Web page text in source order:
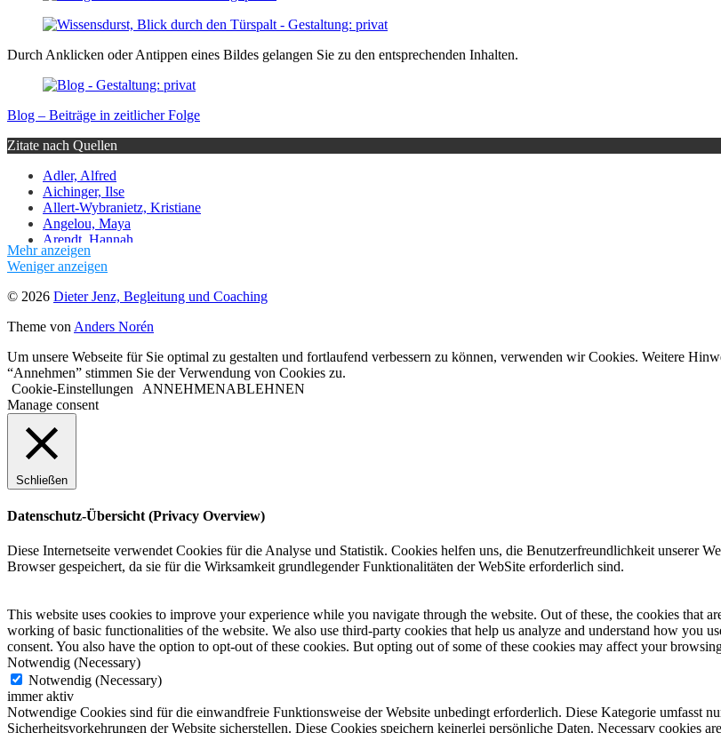
Durch Anklicken oder Antippen eines Bildes gelangen Sie zu den entsprechenden Inhalten.
Blog – Beiträge in zeitlicher Folge
Zitate nach Quellen
Adler, Alfred
Aichinger, Ilse
Allert-Wybranietz, Kristiane
Angelou, Maya
Arendt, Hannah
Bauer, Nicole
Bismarck, Otto von
Bodelschwingh, Friedrich von
Bonhoeffer, Dietrich
Buber, Martin
Bucay, Jorge
Carnegie, Dale
Carroll, Lewis
Ceelen, Petrus
Chamfort, Nicolas
Churchill, Winston
Claudius, Matthias
Coelho, Paulo
Coue, Emil
Delp, Alfred
Dietrich, Marlene
Ebner-Eschenbach, Marie von
Emerson, Ralph Waldo
Feuerbach, Ludwig
Firus, Christian
Ford, Henry
Foucauld, Charles de
Frankl, Viktor
Friedrich der Grosse
Frisch, Max
Fromm, Erich
Mehr anzeigen
Weniger anzeigen
© 2026 Dieter Jenz, Begleitung und Coaching
Theme von Anders Norén
Um unsere Webseite für Sie optimal zu gestalten und fortlaufend verbessern zu können, verwenden wir Cookies. Weitere
“Annehmen” stimmen Sie der Verwendung von Cookies zu.
Cookie-Einstellungen
ANNEHMENABLEHNEN
Manage consent
Schließen
Datenschutz-Übersicht (Privacy Overview)
Diese Internetseite verwendet Cookies für die Analyse und Statistik. Cookies helfen uns, die Benutzerfreundlichkeit unserer
Browser gespeichert, da sie für die Wirksamkeit grundlegender Funktionalitäten der WebSite erforderlich sind.
This website uses cookies to improve your experience while you navigate through the website. Out of these, the cookies that
working of basic functionalities of the website. We also use third-party cookies that help us analyze and understand how you
consent. You also have the option to opt-out of these cookies. But opting out of some of these cookies may affect your
Notwendig (Necessary)
Notwendig (Necessary)
immer aktiv
Notwendige Cookies sind für die einwandfreie Funktionsweise der Website unbedingt erforderlich. Diese Kategorie umfasst
Sicherheitsvorkehrungen der Website sicherstellen. Diese Cookies speichern keinerlei persönliche Daten. Necessary cookies